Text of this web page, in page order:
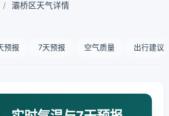
/ 灞桥区天气详情
预报 7天预报 空气质量 出行建议